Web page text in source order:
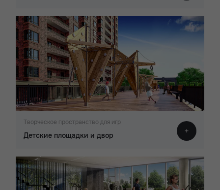
Творческое пространство для игр
Детские площадки и двор